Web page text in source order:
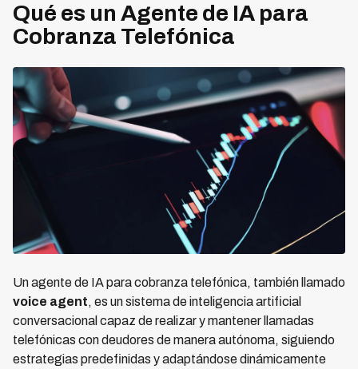
Qué es un Agente de IA para
Cobranza Telefónica
Un agente de IA para cobranza telefónica, también llamado
voice agent, es un sistema de inteligencia artificial
conversacional capaz de realizar y mantener llamadas
telefónicas con deudores de manera autónoma, siguiendo
estrategias predefinidas y adaptándose dinámicamente